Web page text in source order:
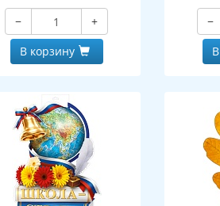
−
+
В корзину
−